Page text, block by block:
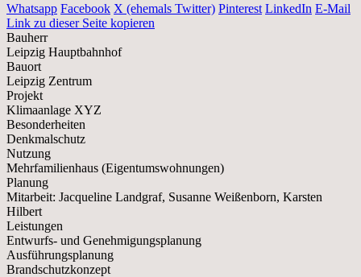
Whatsapp Facebook X (ehemals Twitter) Pinterest LinkedIn E-Mail
Link zu dieser Seite kopieren
Bauherr
Leipzig Hauptbahnhof
Bauort
Leipzig Zentrum
Projekt
Klimaanlage XYZ
Besonderheiten
Denkmalschutz
Nutzung
Mehrfamilienhaus (Eigentumswohnungen)
Planung
Mitarbeit: Jacqueline Landgraf, Susanne Weißenborn, Karsten
Hilbert
Leistungen
Entwurfs- und Genehmigungsplanung
Ausführungsplanung
Brandschutzkonzept